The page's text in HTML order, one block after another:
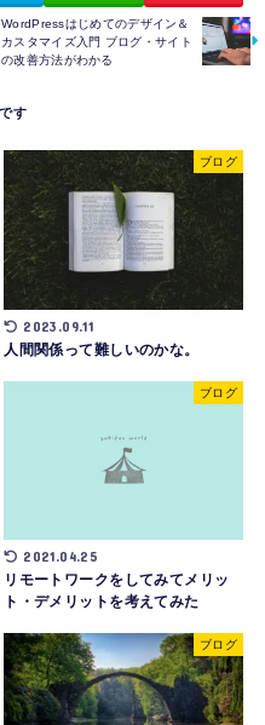
WordPressはじめてのデザイン＆
カスタマイズ入門 ブログ・サイト
の改善方法がわかる
ブログ
2023.09.11
人間関係って難しいのかな。
ブログ
2021.04.25
リモートワークをしてみてメリッ
ト・デメリットを考えてみた
ブログ